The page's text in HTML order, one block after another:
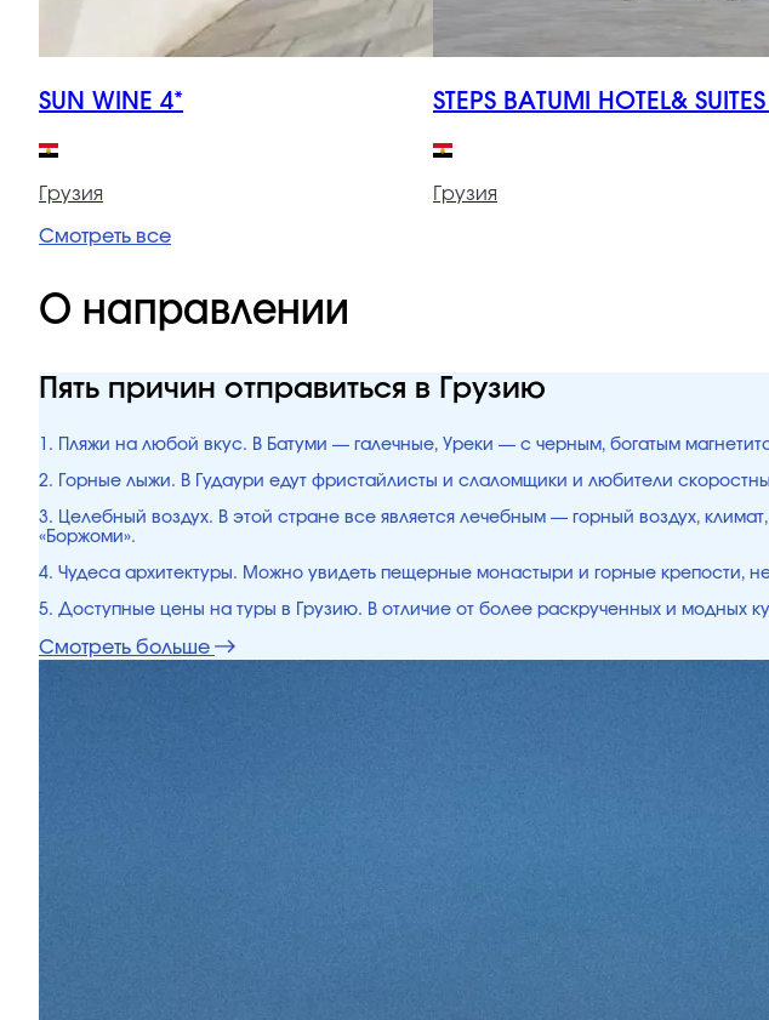
SUN WINE 4*
Грузия
STEPS BATUMI HOTEL&
Грузия
Смотреть все
О направлении
Пять причин отправиться в Грузию
1. Пляжи на любой вкус. В Батуми — галечные, Уреки — с черным, богатым
2. Горные лыжи. В Гудаури едут фристайлисты и слаломщики и любители
3. Целебный воздух. В этой стране все является лечебным — горный воздух,
«Боржоми».
4. Чудеса архитектуры. Можно увидеть пещерные монастыри и горные крепости,
5. Доступные цены на туры в Грузию. В отличие от более раскрученных и модных
Смотреть больше